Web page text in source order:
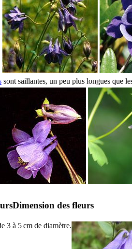
sont saillantes, un peu plus longues que
Dimension des fleurs
3 à 5 cm de diamètre.